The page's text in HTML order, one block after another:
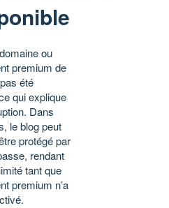
ou
premium de
été
qui explique
Dans
le blog peut
protégé par
rendant
tant que
premium n’a